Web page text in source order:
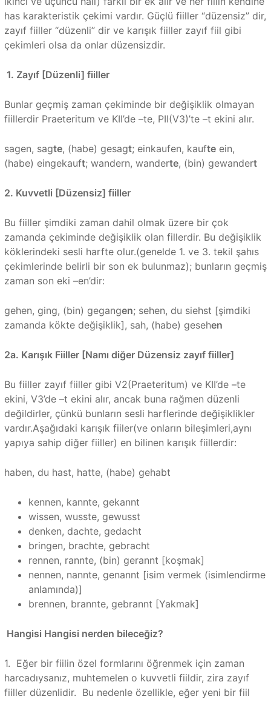
has karakteristik çekimi vardır. Güçlü fiiller “düzensiz” dir,
zayıf fiiller “düzenli” dir ve karışık fiiller zayıf fiil gibi
çekimleri olsa da onlar düzensizdir.
1. Zayıf [Düzenli] fiiller
Bunlar geçmiş zaman çekiminde bir değişiklik olmayan
fiillerdir Praeteritum ve KII’de –te, PII(V3)’te –t ekini alır.
sagen, sagte, (habe) gesagt; einkaufen, kaufteein,
(habe) eingekauft; wandern, wanderte, (bin) gewandert
2. Kuvvetli [Düzensiz] fiiller
Bu fiiller şimdiki zaman dahil olmak üzere bir çok
zamanda çekiminde değişiklik olan fillerdir. Bu değişiklik
köklerindeki sesli harfte olur.(genelde 1. ve 3. tekil şahıs
çekimlerinde belirli bir son ek bulunmaz); bunların geçmiş
zaman son eki –en’dir:
gehen, ging, (bin) gegangen; sehen, du siehst [şimdiki
zamanda kökte değişiklik], sah, (habe) gesehen
2a. Karışık Fiiller [Namı diğer Düzensiz zayıf fiiller]
Bu fiiller zayıf fiiller gibi V2(Praeteritum) ve KII’de –te
ekini, V3’de –t ekini alır, ancak buna rağmen düzenli
değildirler, çünkü bunların sesli harflerinde değişiklikler
vardır.Aşağıdaki karışık fiiler(ve onların bileşimleri,aynı
yapıya sahip diğer fiiller) en bilinen karışık fiillerdir:
haben, du hast, hatte, (habe) gehabt
kennen, kannte, gekannt
wissen, wusste, gewusst
denken, dachte, gedacht
bringen, brachte, gebracht
rennen, rannte, (bin) gerannt [koşmak]
nennen, nannte, genannt [isim vermek (isimlendirme
anlamında)]
brennen, brannte, gebrannt [Yakmak]
Hangisi Hangisi nerden bileceğiz?
1. Eğer bir fiilin özel formlarını öğrenmek için zaman
harcadıysanız, muhtemelen o kuvvetli fiildir, zira zayıf
fiiller düzenlidir. Bu nedenle özellikle, eğer yeni bir fiil